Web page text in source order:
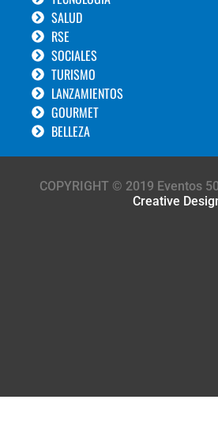
SALUD
RSE
SOCIALES
TURISMO
LANZAMIENTOS
GOURMET
BELLEZA
COPYRIGHT © 2019 Eventos
Creative